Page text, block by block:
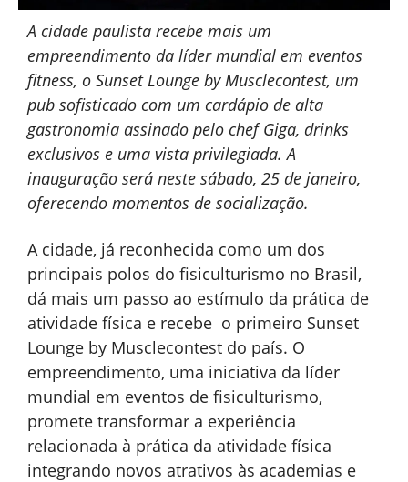
A cidade paulista recebe mais um
empreendimento da líder mundial em eventos
fitness, o Sunset Lounge by Musclecontest, um
pub sofisticado com um cardápio de alta
gastronomia assinado pelo chef Giga, drinks
exclusivos e uma vista privilegiada. A
inauguração será neste sábado, 25 de janeiro,
oferecendo momentos de socialização.
A cidade, já reconhecida como um dos
principais polos do fisiculturismo no Brasil,
dá mais um passo ao estímulo da prática de
atividade física e recebe o primeiro Sunset
Lounge by Musclecontest do país. O
empreendimento, uma iniciativa da líder
mundial em eventos de fisiculturismo,
promete transformar a experiência
relacionada à prática da atividade física
integrando novos atrativos às academias e